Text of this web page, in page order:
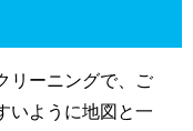
リーニングで、ご
いように地図と一